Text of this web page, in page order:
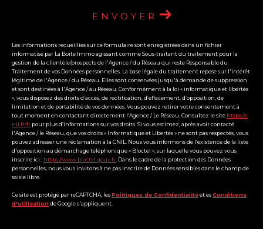
ENVOYER
Les informations recueillies sur ce formulaire sont enregistrées dans un fichier
informatisé par La Boite Immo agissant comme Sous-traitant du traitement pour la
gestion de la clientèle/prospects de l'Agence / du Réseau qui reste Responsable du
Traitement de vos Données personnelles. La base légale du traitement repose sur l'intérêt
légitime de l'Agence / du Réseau. Elles sont conservées jusqu'à demande de suppression
et sont destinées à l'Agence / au Réseau. Conformément à la loi « informatique et libertés
», vous disposez des droits d’accès, de rectification, d’effacement, d’opposition, de
limitation et de portabilité de vos données. Vous pouvez retirer votre consentement à
tout moment en contactant directement l’Agence / Le Réseau. Consultez le site https://c
nil.fr/fr pour plus d’informations sur vos droits. Si vous estimez, après avoir contacté
l'Agence / le Réseau, que vos droits « Informatique et Libertés » ne sont pas respectés, vous
pouvez adresser une réclamation à la CNIL. Nous vous informons de l’existence de la liste
d'opposition au démarchage téléphonique « Bloctel », sur laquelle vous pouvez vous
inscrire ici : https://www.bloctel.gouv.fr. Dans le cadre de la protection des Données
personnelles, nous vous invitons à ne pas inscrire de Données sensibles dans le champ de
saisie libre.
Ce site est protégé par reCAPTCHA, lesPolitiques de Confidentialitéet esConditions
d'utilisationde Google s'appliquent.